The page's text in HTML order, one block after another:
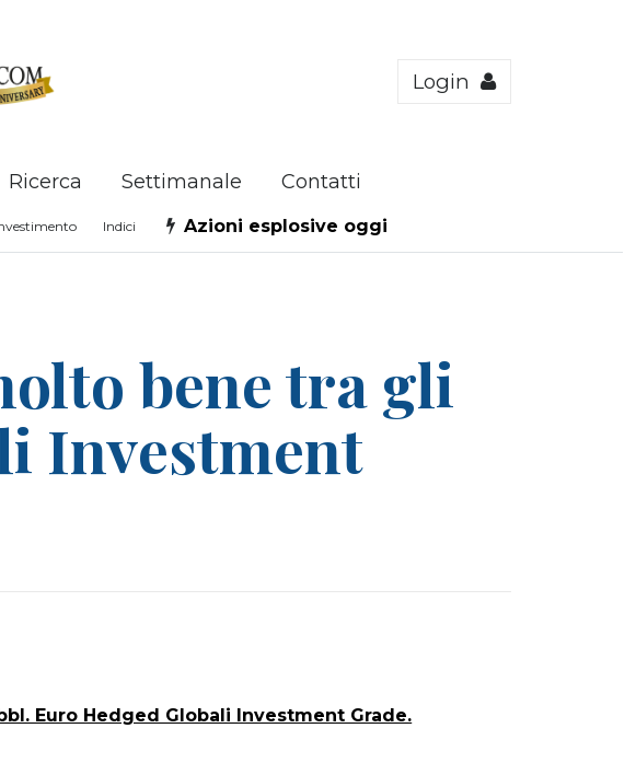
Login
Ricerca Settimanale Contatti
Indici Azioni esplosive oggi
bene tra gli
Investment
Euro Hedged Globali Investment Grade.